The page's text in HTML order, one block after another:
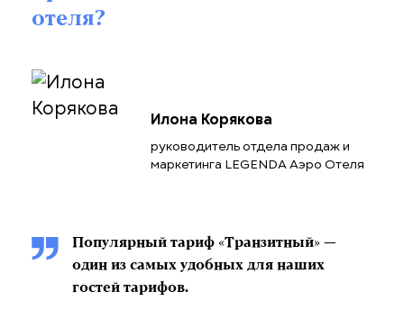
отеля?
Илона Корякова
руководитель отдела продаж и
маркетинга LEGENDA Аэро Отеля
Популярный тариф «Транзитный» —
один из самых удобных для наших
гостей тарифов.